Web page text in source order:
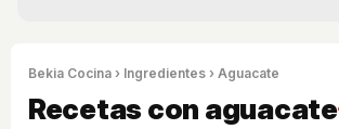
Bekia Cocina › Ingredientes › Aguacate
Recetas con aguacate